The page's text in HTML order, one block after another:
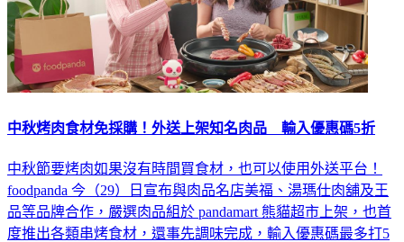
中秋烤肉食材免採購！外送上架知名肉品 輸入優惠碼5折
中秋節要烤肉如果沒有時間買食材，也可以使用外送平台！
foodpanda 今（29）日宣布與肉品名店美福、湯瑪仕肉舖及王
品等品牌合作，嚴選肉品組於 pandamart 熊貓超市上架，也首
度推出各類串烤食材，還事先調味完成，輸入優惠碼最多打5